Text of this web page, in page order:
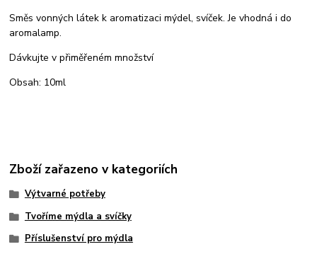
Směs vonných látek k aromatizaci mýdel, svíček. Je vhodná i do
aromalamp.
Dávkujte v přiměřeném množství
Obsah: 10ml
Zboží zařazeno v kategoriích
Výtvarné potřeby
Tvoříme mýdla a svíčky
Příslušenství pro mýdla